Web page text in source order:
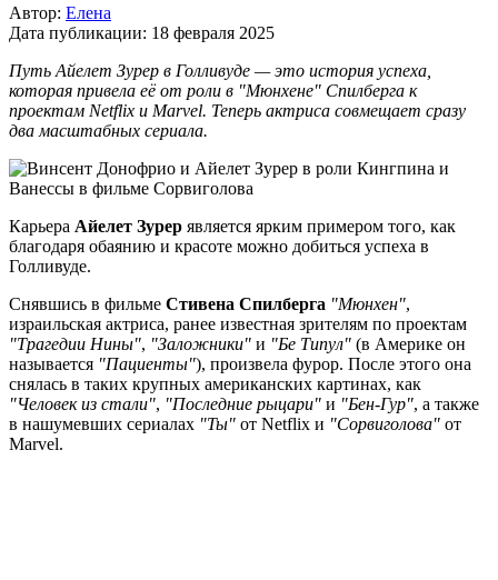
Автор: Елена
Дата публикации: 18 февраля 2025
Путь Айелет Зурер в Голливуде — это история успеха,
которая привела её от роли в "Мюнхене" Спилберга к
проектам Netflix и Marvel. Теперь актриса совмещает сразу
два масштабных сериала.
Карьера Айелет Зурер является ярким примером того, как
благодаря обаянию и красоте можно добиться успеха в
Голливуде.
Снявшись в фильме Стивена Спилберга "Мюнхен",
израильская актриса, ранее известная зрителям по проектам
"Трагедии Нины", "Заложники" и "Бе Типул" (в Америке он
называется "Пациенты"), произвела фурор. После этого она
снялась в таких крупных американских картинах, как
"Человек из стали", "Последние рыцари" и "Бен-Гур", а также
в нашумевших сериалах "Ты" от Netflix и "Сорвиголова" от
Marvel.